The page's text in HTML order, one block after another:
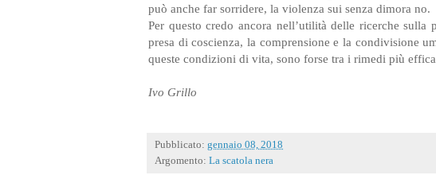
può anche far sorridere, la violenza sui senza dimora no.
Per questo credo ancora nell’utilità delle ricerche
presa di coscienza, la comprensione e la condivisione
queste condizioni di vita, sono forse tra i rimedi più
Ivo Grillo
Pubblicato: gennaio 08, 2018
Argomento: La scatola nera